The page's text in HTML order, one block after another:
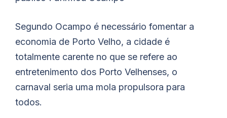
Segundo Ocampo é necessário fomentar a
economia de Porto Velho, a cidade é
totalmente carente no que se refere ao
entretenimento dos Porto Velhenses, o
carnaval seria uma mola propulsora para
todos.